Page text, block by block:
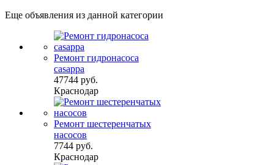
Еще объявления из данной категории
Ремонт гидронасоса
casappa
47744 руб.
Краснодар
Ремонт шестеренчатых
насосов
7744 руб.
Краснодар